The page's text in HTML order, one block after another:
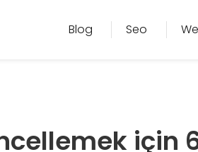
Blog Seo
için